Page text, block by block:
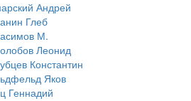
Андрей
Глеб
М.
Леонид
Константин
Яков
Геннадий